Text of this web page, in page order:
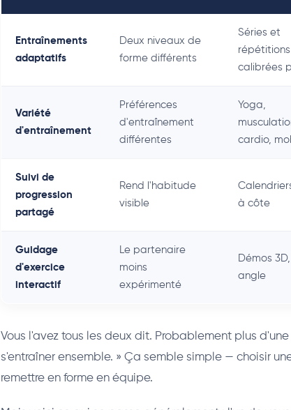
Entraînements
adaptatifs
Deux niveaux de
forme différents
Séries et
répétitions
calibrées
Variété
d'entraînement
Préférences
d'entraînement
différentes
Yoga,
cardio,
Suivi de
progression
partagé
Rend l'habitude
visible
à côte
Guidage
d'exercice
interactif
Le partenaire
moins
expérimenté
Démos
angle
Vous l'avez tous les deux dit. Probablement plus
s'entraîner ensemble. » Ça semble simple — choisir
remettre en forme en équipe.